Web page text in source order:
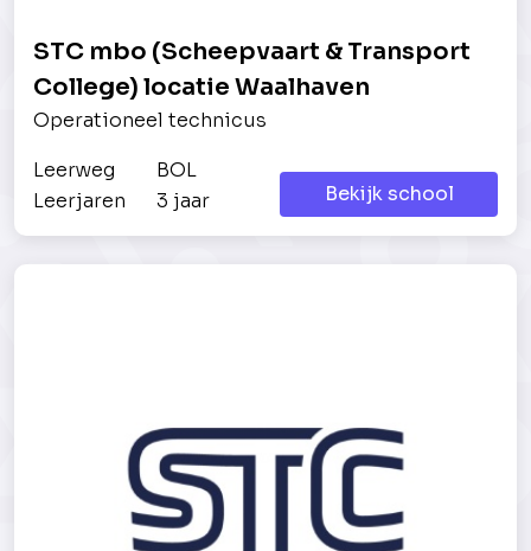
STC mbo (Scheepvaart & Transport
College) locatie Waalhaven
Operationeel technicus
Leerweg
BOL
Leerjaren
3 jaar Bekijk school